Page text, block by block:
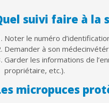
suivi faire à la
Noter le numéro
Demander à son
Garder les informations de
propriétaire, etc.).
micropuces